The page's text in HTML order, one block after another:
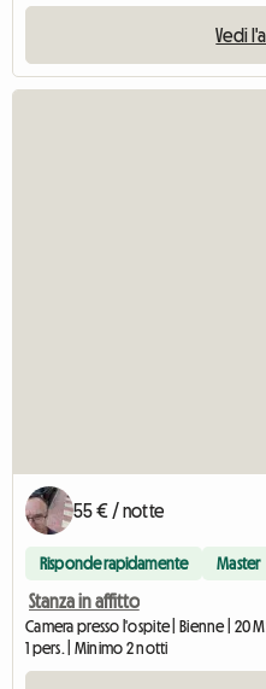
Vedi
55 € / notte
Risponde rapidamente Master
Stanza in affitto
Camera presso l'ospite | Bienne | 20
1 pers. | Minimo 2 notti